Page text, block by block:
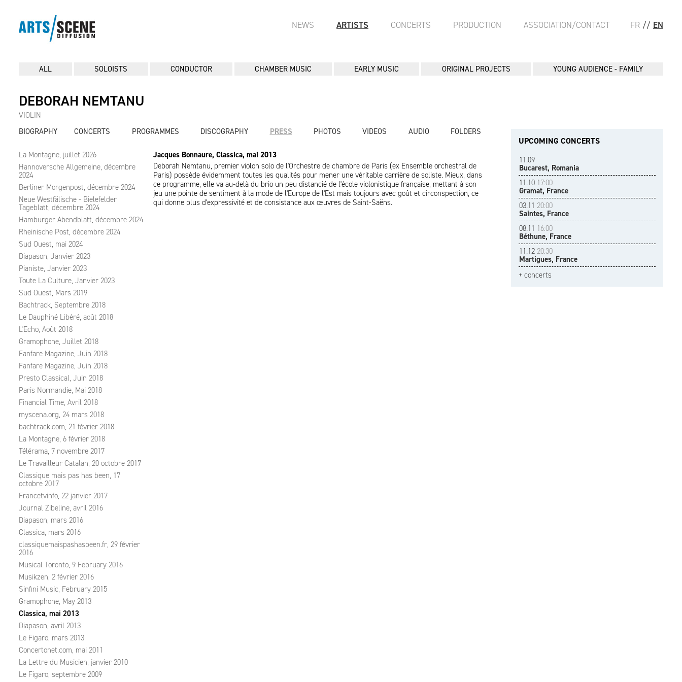
FR // EN
NEWS ARTISTS CONCERTS PRODUCTION ASSOCIATION/CONTACT
ALL SOLOISTS CONDUCTOR CHAMBER MUSIC EARLY MUSIC ORIGINAL PROJECTS YOUNG AUDIENCE - FAMILY
DEBORAH NEMTANU
VIOLIN
BIOGRAPHY
CONCERTS PROGRAMMES DISCOGRAPHY PRESS PHOTOS VIDEOS AUDIO FOLDERS
La Montagne, juillet 2026
Hannoversche Allgemeine, décembre
2024
Berliner Morgenpost, décembre 2024
Neue Westfälische - Bielefelder
Tageblatt, décembre 2024
Hamburger Abendblatt, décembre 2024
Rheinische Post, décembre 2024
Sud Ouest, mai 2024
Diapason, Janvier 2023
Pianiste, Janvier 2023
Toute La Culture, Janvier 2023
Sud Ouest, Mars 2019
Bachtrack, Septembre 2018
Le Dauphiné Libéré, août 2018
L'Echo, Août 2018
Gramophone, Juillet 2018
Fanfare Magazine, Juin 2018
Fanfare Magazine, Juin 2018
Presto Classical, Juin 2018
Paris Normandie, Mai 2018
Financial Time, Avril 2018
myscena.org, 24 mars 2018
bachtrack.com, 21 février 2018
La Montagne, 6 février 2018
Télérama, 7 novembre 2017
Le Travailleur Catalan, 20 octobre 2017
Classique mais pas has been, 17
octobre 2017
Francetvinfo, 22 janvier 2017
Journal Zibeline, avril 2016
Diapason, mars 2016
Classica, mars 2016
classiquemaispashasbeen.fr, 29 février
2016
Musical Toronto, 9 February 2016
Musikzen, 2 février 2016
Sinfini Music, February 2015
Gramophone, May 2013
Classica, mai 2013
Diapason, avril 2013
Le Figaro, mars 2013
Concertonet.com, mai 2011
La Lettre du Musicien, janvier 2010
Le Figaro, septembre 2009
Jacques Bonnaure, Classica, mai 2013
Deborah Nemtanu, premier violon solo de l'Orchestre de chambre de Paris (ex Ensemble orchestral de
Paris) possède évidemment toutes les qualités pour mener une véritable carrière de soliste. Mieux, dans
ce programme, elle va au-delà du brio un peu distancié de l'école violonistique française, mettant à son
jeu une pointe de sentiment à la mode de l'Europe de l'Est mais toujours avec goût et circonspection, ce
qui donne plus d'expressivité et de consistance aux œuvres de Saint-Saëns.
UPCOMING CONCERTS
11.09
Bucarest, Romania
11.10 17:00
Gramat, France
03.11 20:00
Saintes, France
08.11 16:00
Béthune, France
11.12 20:30
Martigues, France
+ concerts